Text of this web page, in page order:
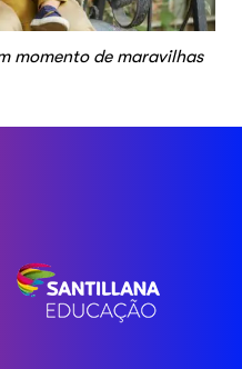
momento de maravilhas